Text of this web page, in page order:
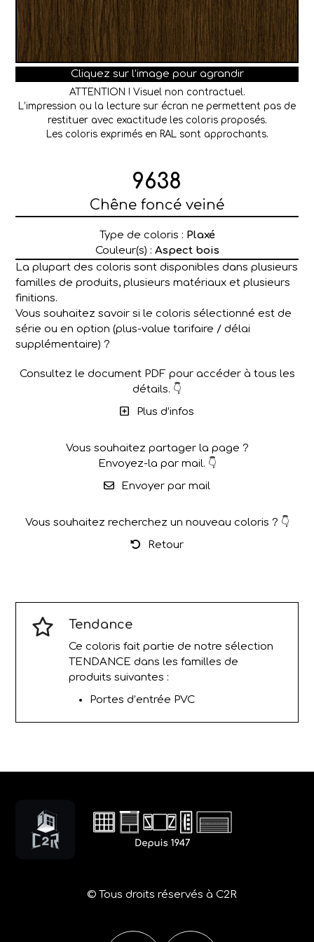
Cliquez sur l’image pour agrandir
ATTENTION ! Visuel non contractuel.
L’impression ou la lecture sur écran ne permettent pas de
restituer avec exactitude les coloris proposés.
Les coloris exprimés en RAL sont approchants.
9638
Chêne foncé veiné
Type de coloris : Plaxé
Couleur(s) : Aspect bois
La plupart des coloris sont disponibles dans plusieurs
familles de produits, plusieurs matériaux et plusieurs
finitions.
Vous souhaitez savoir si le coloris sélectionné est de
série ou en option (plus-value tarifaire / délai
supplémentaire) ?
Consultez le document PDF pour accéder à tous les
détails. 👇
Plus d’infos
Vous souhaitez partager la page ?
Envoyez-la par mail. 👇
Envoyer par mail
Vous souhaitez recherchez un nouveau coloris ? 👇
Retour
Tendance
Ce coloris fait partie de notre sélection
TENDANCE dans les familles de
produits suivantes :
Portes d’entrée PVC
© Tous droits réservés à C2R